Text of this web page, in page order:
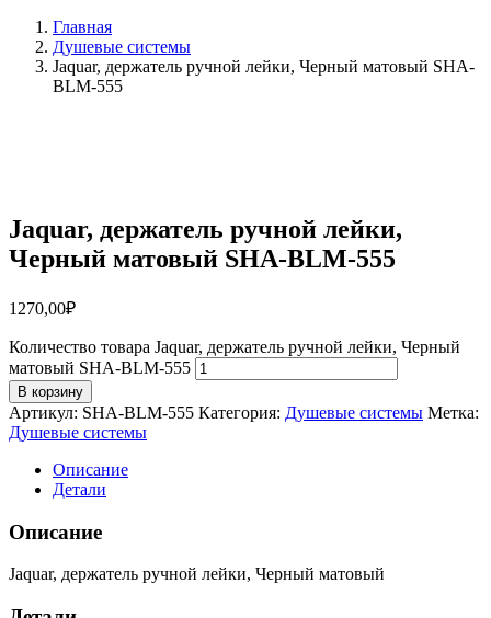
Главная
Душевые системы
Jaquar, держатель ручной лейки, Черный матовый SHA-
BLM-555
Jaquar, держатель ручной лейки,
Черный матовый SHA-BLM-555
1270,00₽
Количество товара Jaquar, держатель ручной лейки, Черный
матовый SHA-BLM-555
В корзину
Артикул: SHA-BLM-555 Категория: Душевые системы Метка:
Душевые системы
Описание
Детали
Описание
Jaquar, держатель ручной лейки, Черный матовый